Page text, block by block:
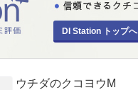
DI Station トップへ
ウチダのクコヨウM